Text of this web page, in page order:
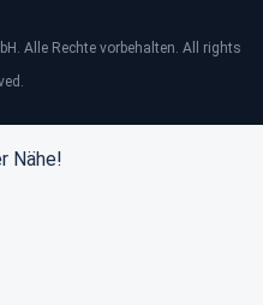
Alle Rechte vorbehalten. All rights
Nähe!